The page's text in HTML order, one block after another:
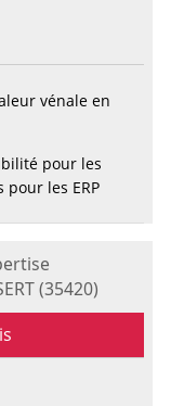
vénale en
pour les
les ERP
(35420)